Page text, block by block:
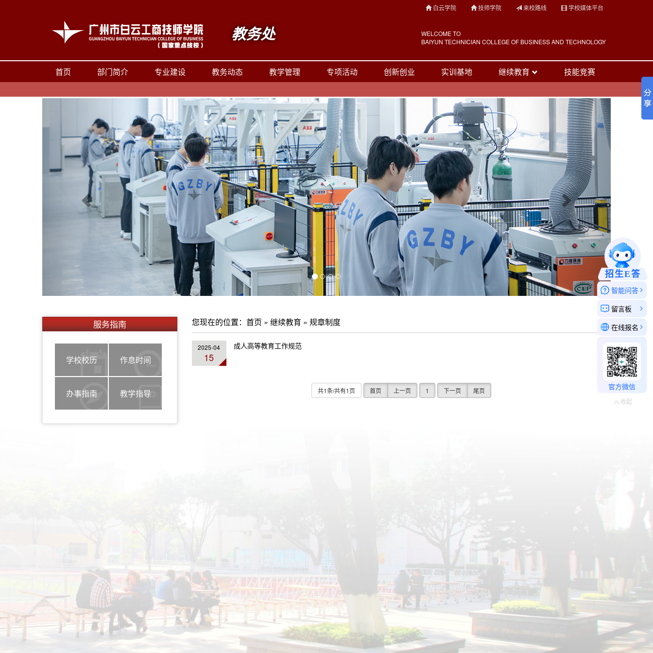
学校媒体平台
来校路线
技师学院
白云学院
教务处
WELCOME TO
BAIYUN TECHNICIAN COLLEGE OF BUSINESS AND TECHNOLOGY
首页 部门简介 专业建设 教务动态 教学管理 专项活动 创新创业 实训基地 继续教育 技能竞赛
服务指南
学校校历 作息时间
办事指南 教学指导
您现在的位置： 首页 » 继续教育 » 规章制度
2025-04
15
成人高等教育工作规范
共1条/共有1页 首页 上一页 1 下一页 尾页
招生E答
智能问答
留言板
在线报名
官方微信
收起